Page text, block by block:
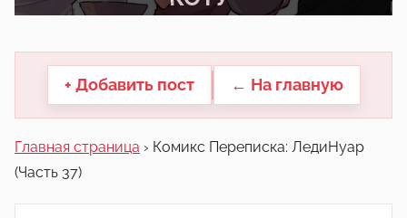
другие.
+ Добавить пост ← На главную
Главная страница › Комикс Переписка: ЛедиНуар
(Часть 37)